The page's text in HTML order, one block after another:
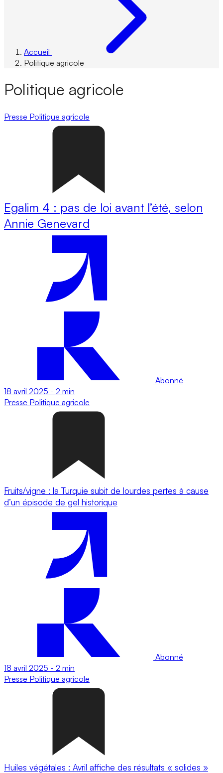
Accueil
Politique agricole
Politique agricole
Presse Politique agricole
Egalim 4 : pas de loi avant l’été, selon
Annie Genevard
Abonné
18 avril 2025 - 2 min
Presse Politique agricole
Fruits/vigne : la Turquie subit de lourdes pertes à cause
d’un épisode de gel historique
Abonné
18 avril 2025 - 2 min
Presse Politique agricole
Huiles végétales : Avril affiche des résultats « solides »